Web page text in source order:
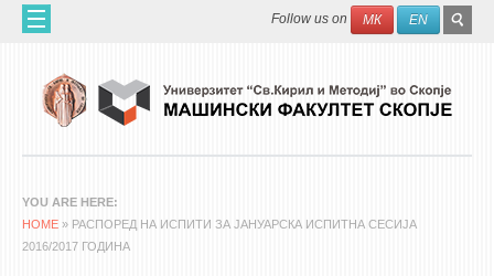
Skip to main content Search
Follow us on МК EN
ЗА НАС
60 ГОДИНИ МФ
ОРГАНИЗАЦИЈА
YOU ARE HERE
HOME » РАСПОРЕД НА ИСПИТИ ЗА ЈАНУАРСКА ИСПИТНА СЕСИЈА
2016/2017 ГОДИНА